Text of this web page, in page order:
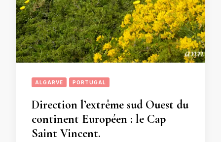
ALGARVE PORTUGAL
Direction l’extrême sud Ouest du
continent Européen : le Cap
Saint Vincent.